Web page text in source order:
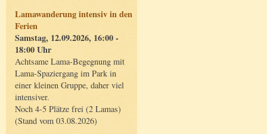
Lamawanderung intensiv in den
Ferien
Samstag, 12.09.2026, 16:00 -
18:00 Uhr
Achtsame Lama-Begegnung mit
Lama-Spaziergang im Park in
einer kleinen Gruppe, daher viel
intensiver.
Noch 4-5 Plätze frei (2 Lamas)
(Stand vom 03.08.2026)